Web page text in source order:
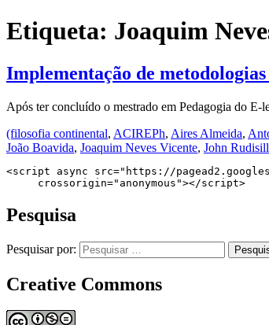
Etiqueta: Joaquim
Implementação de
Após ter concluído o mestrado em Pedagogia do
(filosofia continental, ACIREPh, Aires Almeida,
João Boavida, Joaquim Neves Vicente, John Rudisill
<script async src="https://
     crossorigin="anonymous"></script>
Pesquisa
Pesquisar por:
Creative Commons